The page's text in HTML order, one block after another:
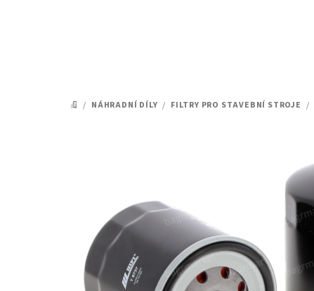
DOMŮ
/ NÁHRADNÍ DÍLY / FILTRY PRO STAVEBNÍ STROJE /